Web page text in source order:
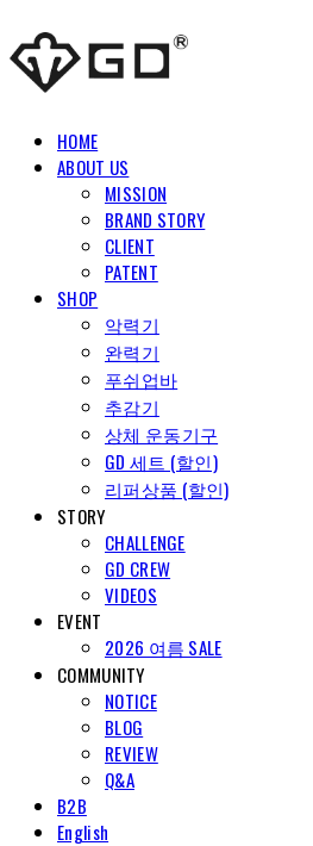
HOME
ABOUT US
MISSION
BRAND STORY
CLIENT
PATENT
SHOP
악력기
완력기
푸쉬업바
추감기
상체 운동기구
GD 세트 (할인)
리퍼상품 (할인)
STORY
CHALLENGE
GD CREW
VIDEOS
EVENT
2026 여름 SALE
COMMUNITY
NOTICE
BLOG
REVIEW
Q&A
B2B
English